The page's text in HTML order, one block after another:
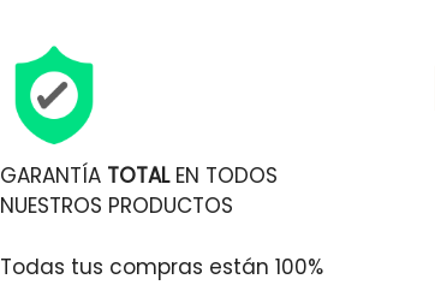
GARANTÍA TOTALEN TODOS
NUESTROS PRODUCTOS
Todas tus compras están 100%